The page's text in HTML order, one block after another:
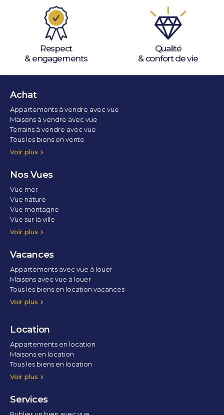
Respect
& engagements
Qualité
& confort de vie
Achat
Voir plus
Appartements à vendre avec vue
Maisons à vendre avec vue
Terrains à vendre avec vue
Tous les biens en vente
Nos Vues
Voir plus
Vue mer
Vue nature
Vue montagne
Vue sur la ville
Vue parc
Vue fleuve
Vue lac
Vue marina / port
Vacances
Voir plus
Appartements avec vue à louer
Maisons avec vue à louer
Tous les biens en location vacances
Location
Voir plus
Appartements en location
Maisons en location
Tous les biens en location
Services